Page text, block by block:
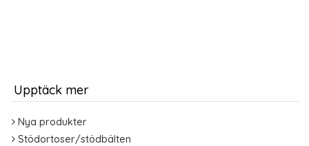
Upptäck mer
Nya produkter
Stödortoser/stödbälten